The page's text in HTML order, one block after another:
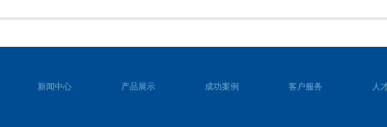
新闻中心 产品展示 成功案例 客户服务 人